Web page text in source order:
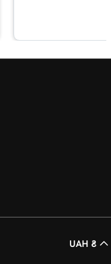
у WordPress
за
3m 9s
UAH ₴